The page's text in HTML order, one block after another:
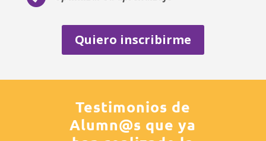
Quiero inscribirme
Testimonios de
Alumn@s que ya